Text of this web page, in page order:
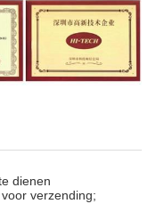
dienen
verzending;